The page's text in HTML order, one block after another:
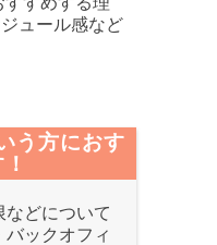
ュール感など
う方におす
どについて
ックオフィ